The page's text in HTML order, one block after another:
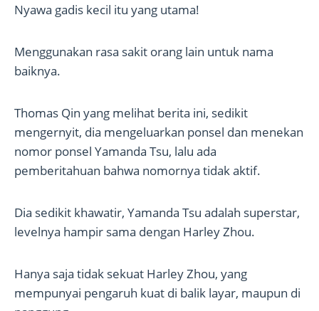
Nyawa gadis kecil itu yang utama!
Menggunakan rasa sakit orang lain untuk nama
baiknya.
Thomas Qin yang melihat berita ini, sedikit
mengernyit, dia mengeluarkan ponsel dan menekan
nomor ponsel Yamanda Tsu, lalu ada
pemberitahuan bahwa nomornya tidak aktif.
Dia sedikit khawatir, Yamanda Tsu adalah superstar,
levelnya hampir sama dengan Harley Zhou.
Hanya saja tidak sekuat Harley Zhou, yang
mempunyai pengaruh kuat di balik layar, maupun di